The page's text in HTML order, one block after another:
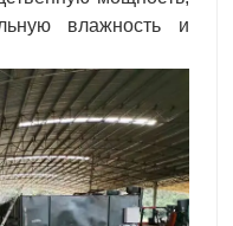
влажность и